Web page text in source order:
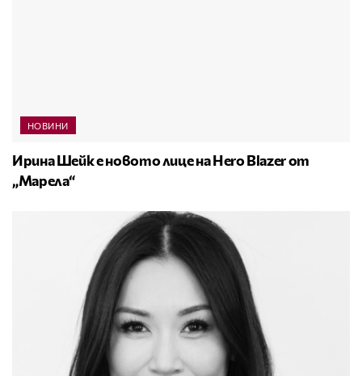
НОВИНИ
Ирина Шейк е новото лице на Hero Blazer от
„Марела“